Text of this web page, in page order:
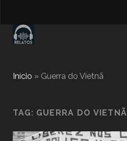
Início » Guerra do Vietnã
TAG: GUERRA DO VIETNÃ